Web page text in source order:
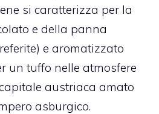
si caratterizza per la
e della panna
e aromatizzato
un tuffo nelle atmosfere
austriaca amato
asburgico.